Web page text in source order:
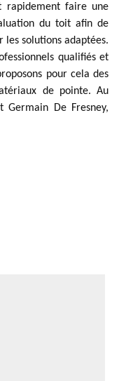
rapidement faire une
du toit afin de
solutions adaptées.
qualifiés et
pour cela des
de pointe. Au
Germain De Fresney,